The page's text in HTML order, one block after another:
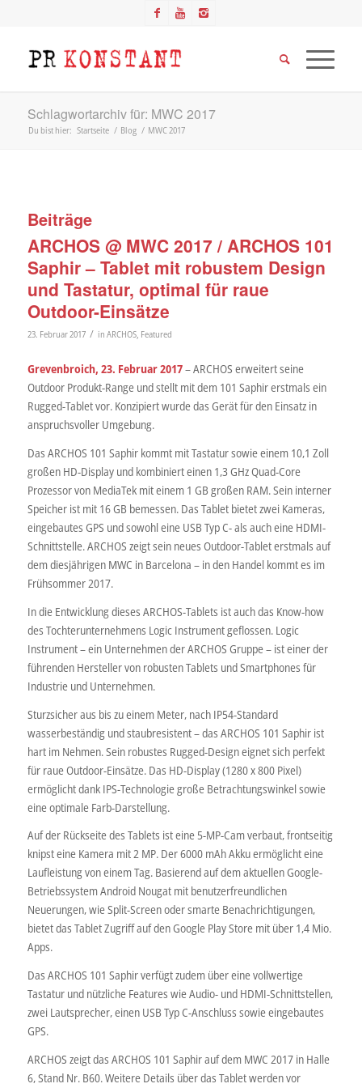
Schlagwortarchiv für: MWC 2017
Du bist hier: Startseite / Blog / MWC 2017
Beiträge
ARCHOS @ MWC 2017 / ARCHOS 101
Saphir – Tablet mit robustem Design
und Tastatur, optimal für raue
Outdoor-Einsätze
23. Februar 2017 / in ARCHOS, Featured
Grevenbroich, 23. Februar 2017– ARCHOS erweitert seine
Outdoor Produkt-Range und stellt mit dem 101 Saphir erstmals ein
Rugged-Tablet vor. Konzipiert wurde das Gerät für den Einsatz in
anspruchsvoller Umgebung.
Das ARCHOS 101 Saphir kommt mit Tastatur sowie einem 10,1 Zoll
großen HD-Display und kombiniert einen 1,3 GHz Quad-Core
Prozessor von MediaTek mit einem 1 GB großen RAM. Sein interner
Speicher ist mit 16 GB bemessen. Das Tablet bietet zwei Kameras,
eingebautes GPS und sowohl eine USB Typ C- als auch eine HDMI-
Schnittstelle. ARCHOS zeigt sein neues Outdoor-Tablet erstmals auf
dem diesjährigen MWC in Barcelona – in den Handel kommt es im
Frühsommer 2017.
In die Entwicklung dieses ARCHOS-Tablets ist auch das Know-how
des Tochterunternehmens Logic Instrument geflossen. Logic
Instrument – ein Unternehmen der ARCHOS Gruppe – ist einer der
führenden Hersteller von robusten Tablets und Smartphones für
Industrie und Unternehmen.
Sturzsicher aus bis zu einem Meter, nach IP54-Standard
wasserbeständig und staubresistent – das ARCHOS 101 Saphir ist
hart im Nehmen. Sein robustes Rugged-Design eignet sich perfekt
für raue Outdoor-Einsätze. Das HD-Display (1280 x 800 Pixel)
ermöglicht dank IPS-Technologie große Betrachtungswinkel sowie
eine optimale Farb-Darstellung.
Auf der Rückseite des Tablets ist eine 5-MP-Cam verbaut, frontseitig
knipst eine Kamera mit 2 MP. Der 6000 mAh Akku ermöglicht eine
Laufleistung von einem Tag. Basierend auf dem aktuellen Google-
Betriebssystem Android Nougat mit benutzerfreundlichen
Neuerungen, wie Split-Screen oder smarte Benachrichtigungen,
bietet das Tablet Zugriff auf den Google Play Store mit über 1,4 Mio.
Apps.
Das ARCHOS 101 Saphir verfügt zudem über eine vollwertige
Tastatur und nützliche Features wie Audio- und HDMI-Schnittstellen,
zwei Lautsprecher, einen USB Typ C-Anschluss sowie eingebautes
GPS.
ARCHOS zeigt das ARCHOS 101 Saphir auf dem MWC 2017 in Halle
6, Stand Nr. B60. Weitere Details über das Tablet werden vor